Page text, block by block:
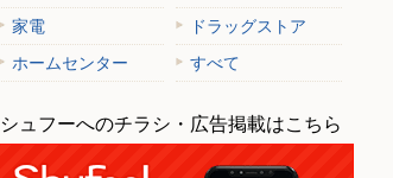
家電
ドラッグストア
ホームセンター
すべて
シュフーへのチラシ・広告掲載はこちら